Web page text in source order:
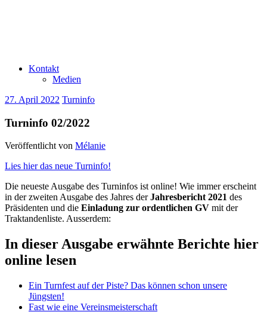
Kontakt
Medien
27. April 2022 Turninfo
Turninfo 02/2022
Veröffentlicht von Mélanie
Lies hier das neue Turninfo!
Die neueste Ausgabe des Turninfos ist online! Wie immer erscheint
in der zweiten Ausgabe des Jahres derJahresbericht 2021 des
Präsidenten und die Einladung zur ordentlichen GV mit der
Traktandenliste. Ausserdem:
In dieser Ausgabe erwähnte Berichte hier
online lesen
Ein Turnfest auf der Piste? Das können schon unsere
Jüngsten!
Fast wie eine Vereinsmeisterschaft